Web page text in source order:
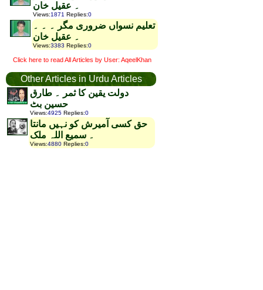
۔ عقیل خان
Views:1871 Replies:0
تعلیم نسواں ضروری مگر ۔ ۔ ۔
۔ عقیل خان
Views:3383 Replies:0
Click here to read All Articles by User: AqeelKhan
Other Articles in Urdu Articles
دولت یقین کا ثمر ۔ طارق
حسین بٹ
Views:4925 Replies:0
حق کسی آمیرش کو نہیں مانتا
۔ سمیع اللہ ملک
Views:4880 Replies:0